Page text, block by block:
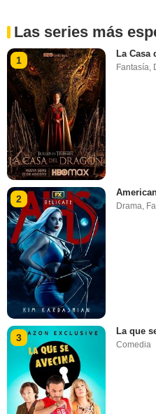
Las series más
1
La Casa
Fantasía
2
Drama,
3
La que
Comedia